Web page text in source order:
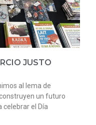
JUSTO
al lema de
un futuro
celebrar el Día